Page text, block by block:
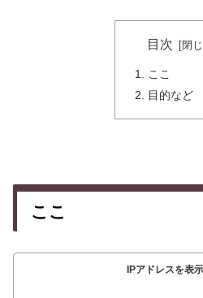
目次
ここ
目的など
ここ
IPアドレスを表示